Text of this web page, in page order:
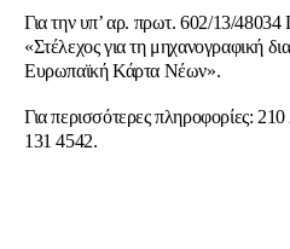
Για την υπ’ αρ. πρωτ. 602/13/
«Στέλεχος για τη μηχανογραφική
Ευρωπαϊκή Κάρτα Νέων».
Για περισσότερες πληροφορίες:
131 4542.